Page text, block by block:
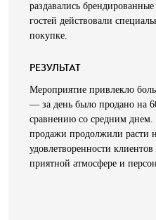
раздавались
гостей действовали
покупке.
РЕЗУЛЬТАТ
Мероприятие привлекло
— за день было продано на
сравнению со средним
продажи продолжили расти
удовлетворенности
приятной атмосфере и